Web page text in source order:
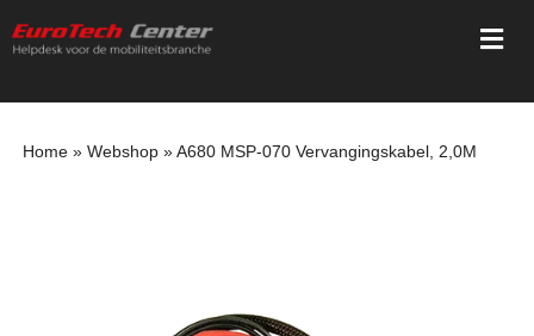
naar
Home» Webshop»A680 MSP-070 Vervangingskabel, 2,0M